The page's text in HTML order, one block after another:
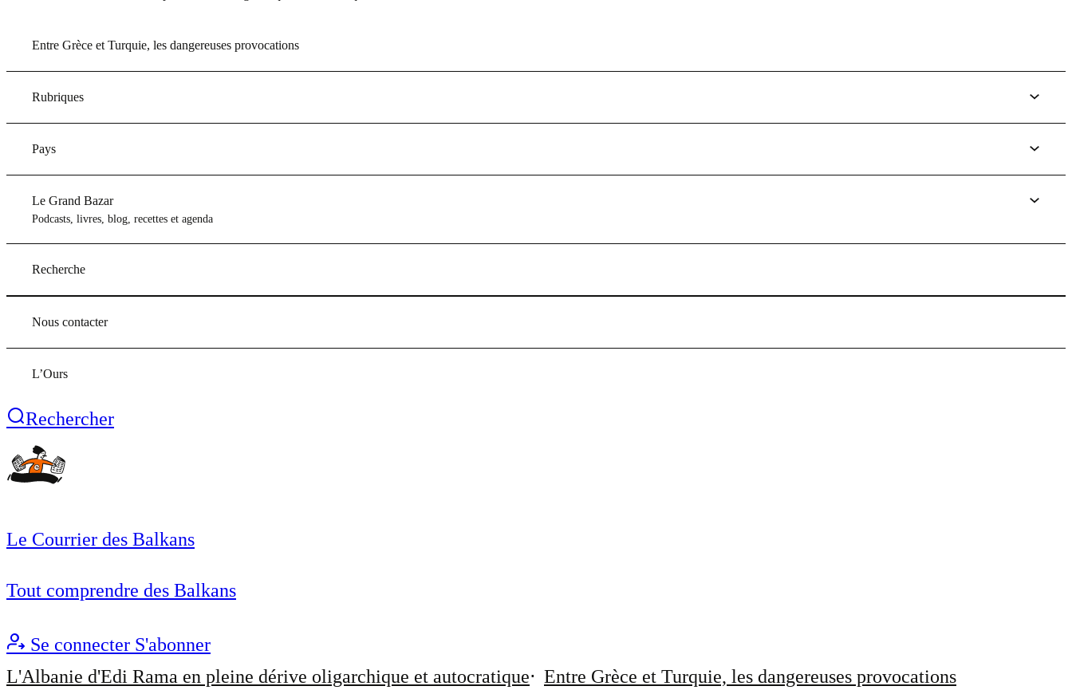
Entre Grèce et Turquie, les dangereuses provocations
Rubriques
Pays
Le Grand Bazar
Podcasts, livres, blog, recettes et agenda
Recherche
Nous contacter
L’Ours
Rechercher
Le Courrier des Balkans
Tout comprendre des Balkans
Se connecter S'abonner
L'Albanie d'Edi Rama en pleine dérive oligarchique et autocratique
Entre Grèce et Turquie, les dangereuses provocations